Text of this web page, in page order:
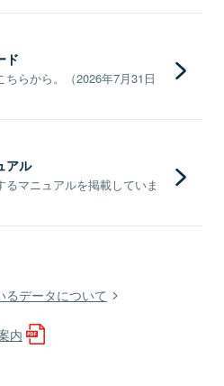
ド
らから。（2026年7月31日
アル
マニュアルを掲載していま
データについて
内